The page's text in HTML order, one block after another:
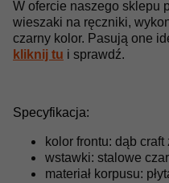
W ofercie naszego sklepu
wieszaki na ręczniki,
czarny kolor. Pasują one
kliknij tu i sprawdź.
Specyfikacja:
kolor frontu: dąb craft
wstawki: stalowe
materiał korpusu: